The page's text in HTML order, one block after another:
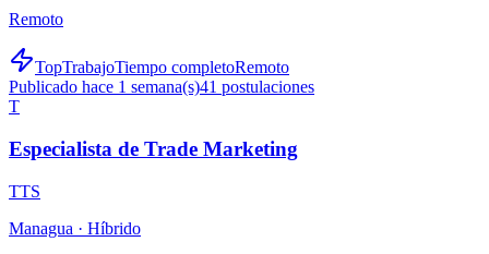
Remoto
TopTrabajoTiempo completoRemoto
Publicado hace 1 semana(s)41 postulaciones
T
Especialista de Trade Marketing
TTS
Managua · Híbrido